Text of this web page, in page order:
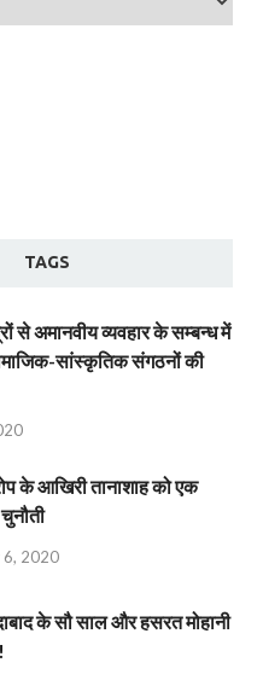
TAGS
से अमानवीय व्यवहार के सम्बन्ध में
सांस्कृतिक संगठनों की
के आखिरी तानाशाह को एक
6, 2020
के सौ साल और हसरत मोहानी